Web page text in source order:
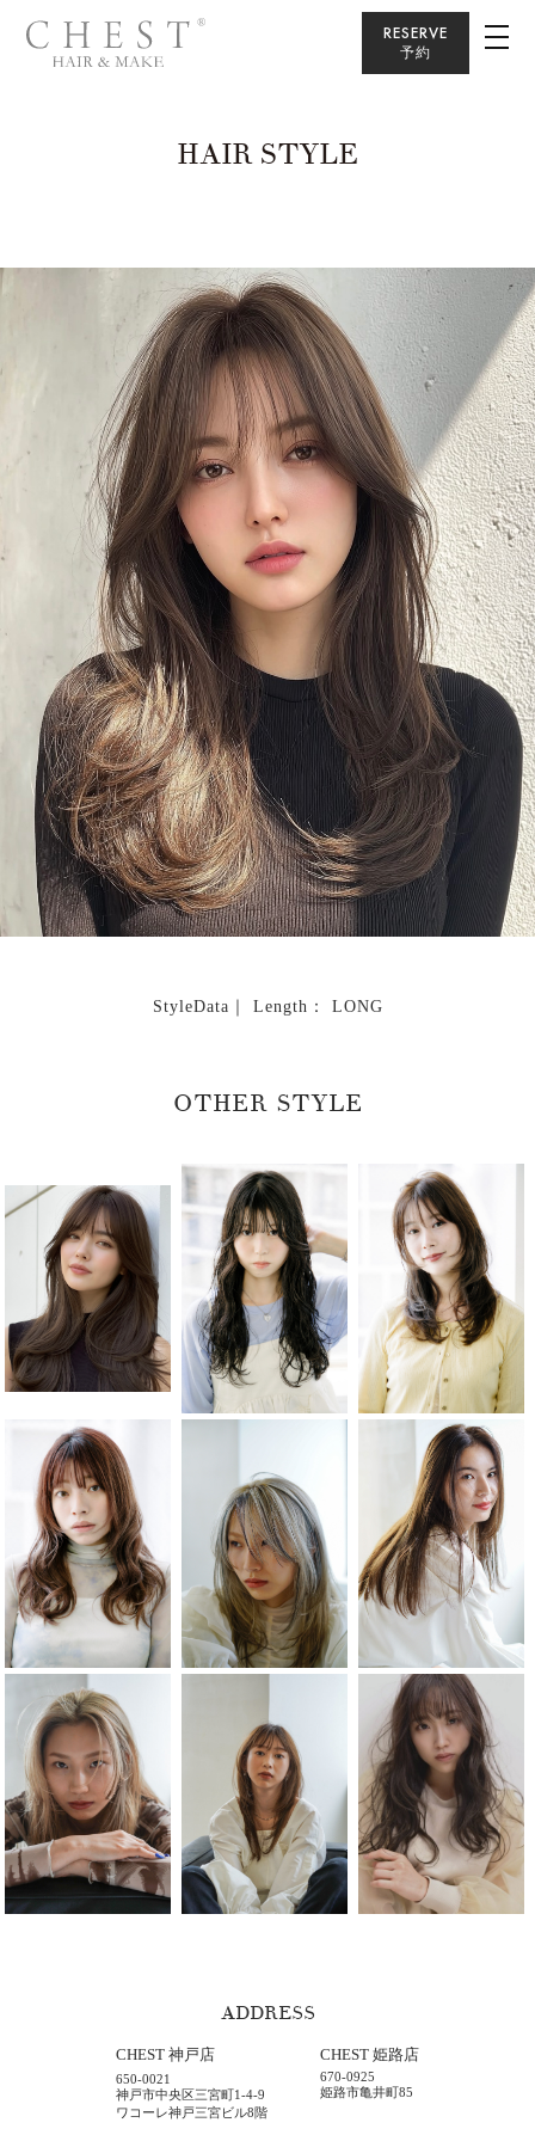
RESERVE
予約
HAIR STYLE
StyleData｜ Length： LONG
OTHER STYLE
ADDRESS
CHEST 神戸店
650-0021
神戸市中央区三宮町1-4-9
ワコーレ神戸三宮ビル8階
CHEST 姫路店
670-0925
姫路市亀井町85